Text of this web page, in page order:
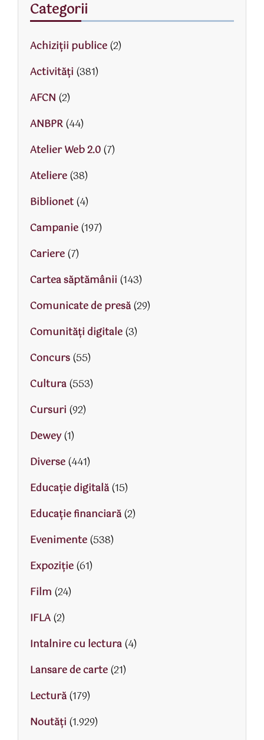
Categorii
Achiziții publice(2)
Activităţi (381)
AFCN (2)
ANBPR(44)
Atelier Web 2.0(7)
Ateliere(38)
Biblionet(4)
Campanie(197)
Cariere(7)
Cartea săptămânii (143)
Comunicate de presă(29)
Comunități digitale(3)
Concurs(55)
Cultura(553)
Cursuri (92)
Dewey(1)
Diverse(441)
Educaţie digitală(15)
Educaţie financiară(2)
Evenimente(538)
Expoziție(61)
Film (24)
IFLA(2)
Intalnire cu lectura(4)
Lansare de carte(21)
Lectură(179)
Noutăți (1.929)